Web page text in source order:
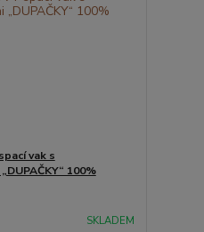
vak s
100%
SKLADEM